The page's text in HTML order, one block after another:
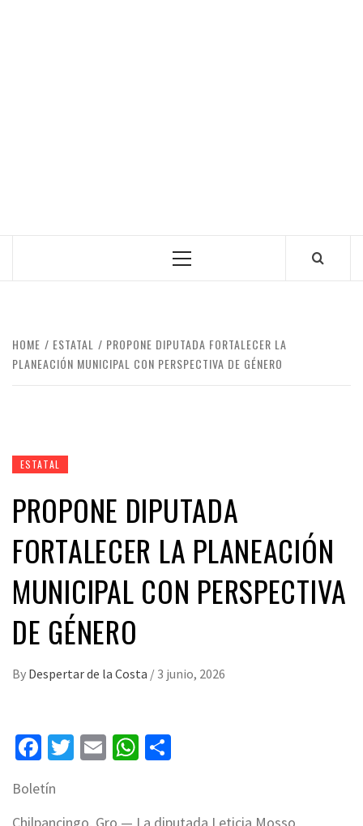
Primary
HOME ESTATAL
PROPONE DIPUTADA FORTALECER LA
PLANEACIÓN MUNICIPAL CON PERSPECTIVA DE GÉNERO
ESTATAL
PROPONE DIPUTADA
FORTALECER LA PLANEACIÓN
MUNICIPAL CON PERSPECTIVA
DE GÉNERO
By Despertar de la Costa / 3 junio, 2026
Facebook
Twitter
EmailWhatsApp
Boletín